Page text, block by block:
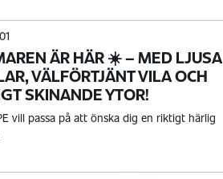
ÄR HÄR ☀️ – MED LJUSA
VÄLFÖRTJÄNT VILA OCH
SKINANDE YTOR!
vill passa på att önska dig en riktigt härlig